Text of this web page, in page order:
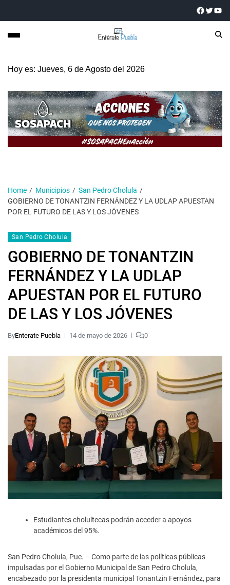
Hoy es: Jueves, 6 de Agosto del 2026
Home Municipios
San Pedro Cholula
GOBIERNO DE TONANTZIN FERNÁNDEZ Y LA UDLAP APUESTAN
POR EL FUTURO DE LAS Y LOS JÓVENES
San Pedro Cholula
GOBIERNO DE TONANTZIN
FERNÁNDEZ Y LA UDLAP
APUESTAN POR EL FUTURO
DE LAS Y LOS JÓVENES
ByEnterate Puebla 14 de mayo de 2026 0
Estudiantes cholultecas podrán acceder a apoyos
académicos del 95%.
San Pedro Cholula, Pue. – Como parte de las políticas públicas
impulsadas por el Gobierno Municipal de San Pedro Cholula,
encabezado por la presidenta municipal Tonantzin Fernández, para